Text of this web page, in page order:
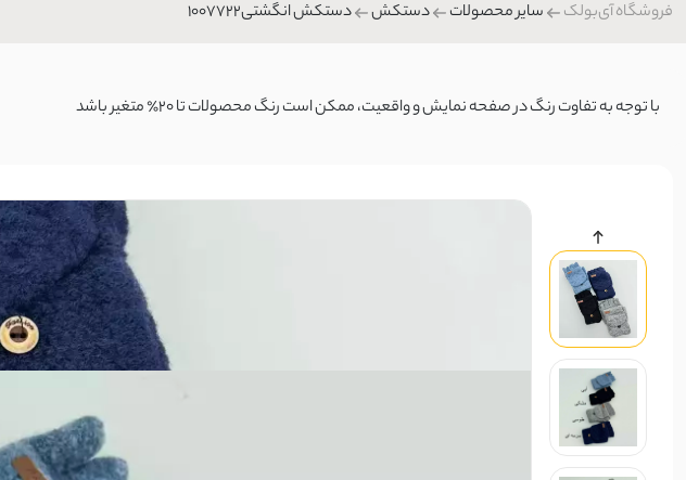
تیشرت زنانه طرح قایق | آی بولک
719,200 تومان
تیشرت/پولوشرت زنانه
زنانه
بچگانه
حراجی
فروشگاه آی‌بولک سایر محصولات دستکش دستکش انگشتی1007722
با توجه به تفاوت رنگ در صفحه نمایش و واقعیت، ممکن است رنگ محصولات تا ۲۰٪ متغیر باشد